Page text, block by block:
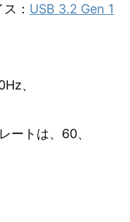
： USB 3.2 Gen 1
、
ートは、60、